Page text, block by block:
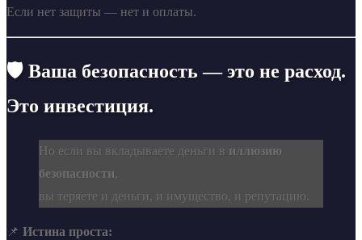
Если нет защиты — нет и оплаты.
🛡 Ваша безопасность — это не расход.
Это инвестиция.
Но если вы вкладываете деньги в иллюзию
безопасности,
вы теряете и деньги, и имущество, и репутацию.
📌 Истина проста: